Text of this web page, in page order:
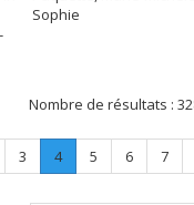
Sophie
Nombre de résultats :
Page
3 Page
4.
Page
Page
5 Page
6 Page
7